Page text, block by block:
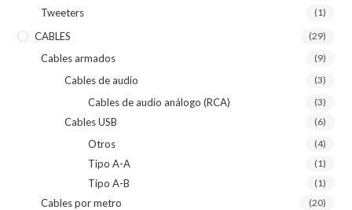
Tweeters (1)
CABLES (29)
Cables armados (9)
Cables de audio (3)
Cables de audio análogo (RCA) (3)
Cables USB (6)
Otros (4)
Tipo A-A (1)
Tipo A-B (1)
Cables por metro (20)